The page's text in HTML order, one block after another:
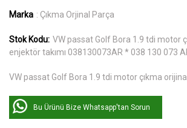
Marka : Çıkma Orjinal Parça
Stok Kodu: VW passat Golf Bora 1.9 tdi motor
enjektör takımı 038130073AR * 038 130 073
VW passat Golf Bora 1.9 tdi motor çıkma
Bu Ürünü Bize Whatsapp'tan Sorun